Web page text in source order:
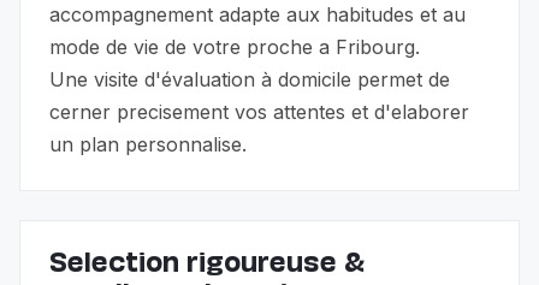
accompagnement adapte aux habitudes et au
mode de vie de votre proche a Fribourg.
Une visite d'évaluation à domicile permet de
cerner precisement vos attentes et d'elaborer
un plan personnalise.
Selection rigoureuse &